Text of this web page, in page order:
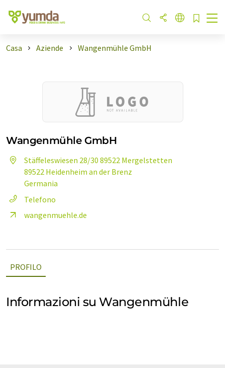
Casa Aziende Wangenmühle GmbH
Wangenmühle GmbH
Stäffeleswiesen 28/30 89522 Mergelstetten
89522 Heidenheim an der Brenz
Germania
Telefono
wangenmuehle.de
PROFILO
Informazioni su Wangenmühle